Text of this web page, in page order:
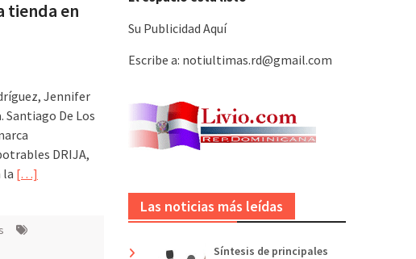
tienda en
Jennifer
Santiago De Los
DRIJA,
la […]
Su Publicidad Aquí
Escribe a: notiultimas.rd@gmail.com
Las noticias más leídas
Síntesis de principales